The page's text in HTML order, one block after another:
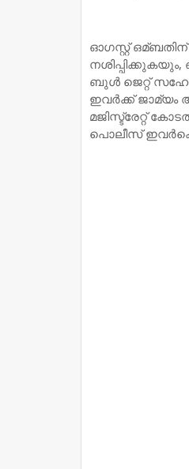
ഓഗസ്റ്റ്
ബുള്‍ ജെറ്റ്
ഇവര്‍‍ക്ക് ജാമ്യം
മജിസ്ട്രേറ്റ്
പൊലീസ്